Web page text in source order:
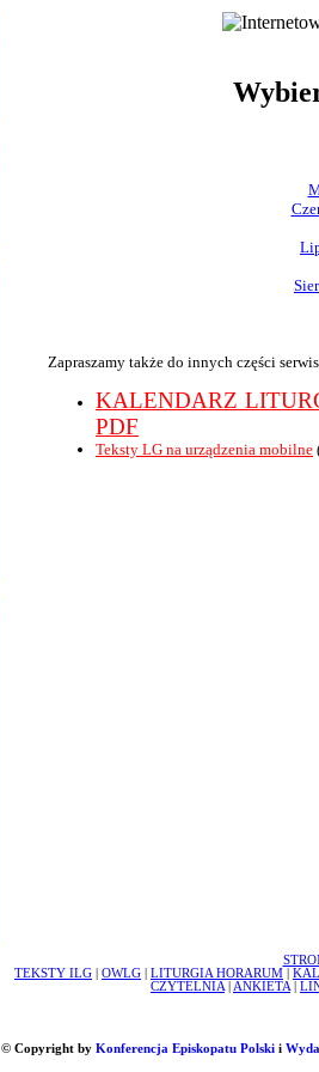
Zapraszamy także do innych części
KALENDARZ
PDF
Teksty LG na urządzenia mobilne
TEKSTY ILG
OWLG LITURGIA HORARUM
CZYTELNIA
ANKIETA
© Copyright by Konferencja Episkopatu Polskii